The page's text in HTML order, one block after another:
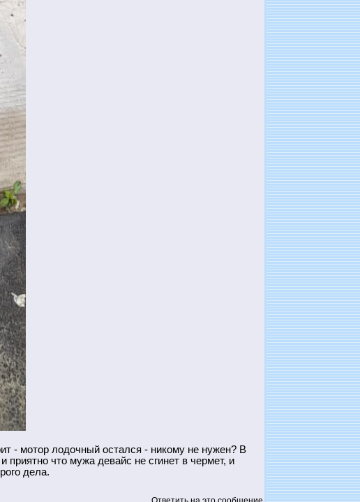
- мотор лодочный остался - никому не нужен? В
что мужа девайс не сгинет в чермет, и
дела.